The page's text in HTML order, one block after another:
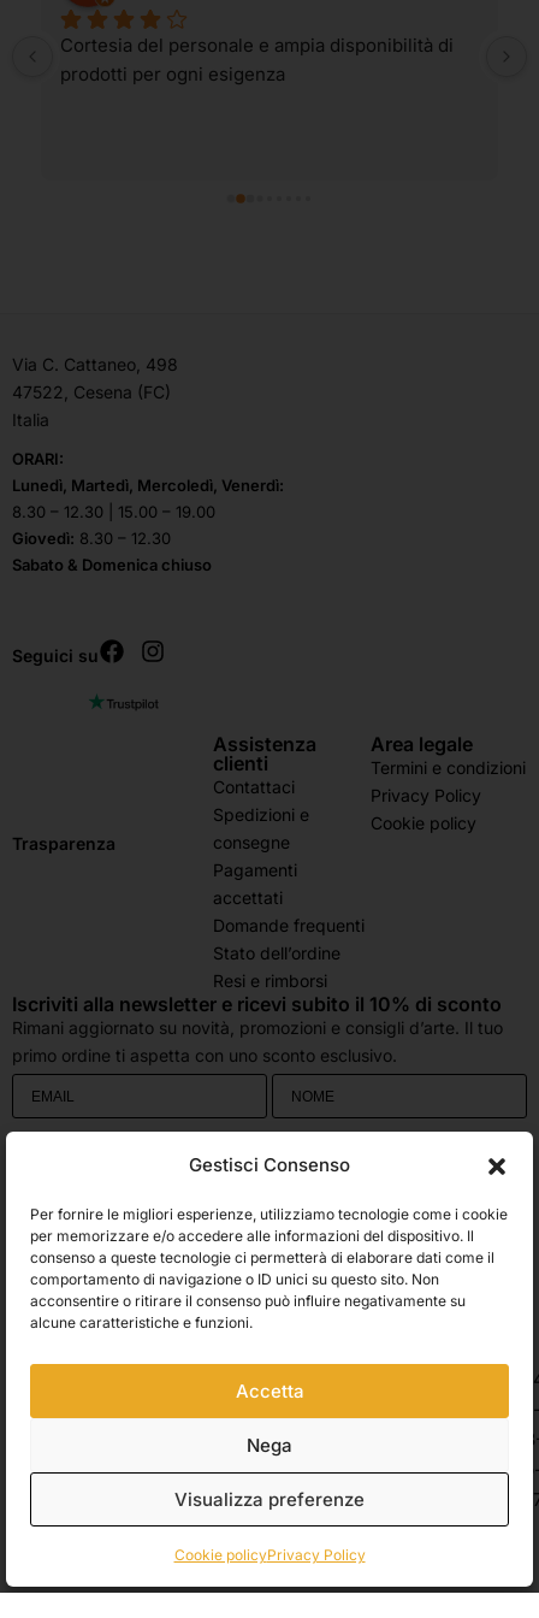
Gestisci Consenso
Per fornire le migliori esperienze, utilizziamo tecnologie come i cookie
per memorizzare e/o accedere alle informazioni del dispositivo. Il
consenso a queste tecnologie ci permetterà di elaborare dati come il
comportamento di navigazione o ID unici su questo sito. Non
acconsentire o ritirare il consenso può influire negativamente su
alcune caratteristiche e funzioni.
Accetta
Nega
Visualizza preferenze
Cookie policyPrivacy Policy
Cortesia del personale e ampia disponibilità di
prodotti per ogni esigenza
Via C. Cattaneo, 498
47522, Cesena (FC)
Italia
ORARI:
Lunedì, Martedì, Mercoledì, Venerdì:
8.30 – 12.30 | 15.00 – 19.00
Giovedì: 8.30 – 12.30
Sabato & Domenica chiuso
Seguici su
Trasparenza
Assistenza
clienti
Contattaci
Spedizioni e
consegne
Pagamenti
accettati
Domande frequenti
Stato dell’ordine
Resi e rimborsi
Area legale
Termini e condizioni
Privacy Policy
Cookie policy
Iscriviti alla newsletter e ricevi subito il 10% di sconto
Rimani aggiornato su novità, promozioni e consigli d’arte. Il tuo
primo ordine ti aspetta con uno sconto esclusivo.
accetti che i dati personali da te forniti vengano trasferiti a Brevo per il
Accetto le condizioni generali e di ricevere le Newsletters.
ISCRIVITI
Spedizioni
© 2026 Belle Arti Corbara, IT03736520408 – REA: FO – 314246. All rights